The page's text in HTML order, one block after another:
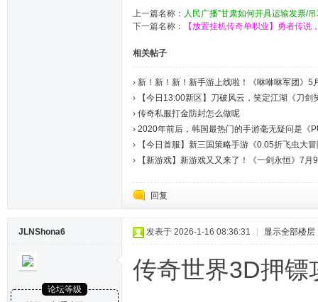
上一篇名称： 人民广播”甘肃如何开具运输发票/
下一篇名称：
【放置挂机传奇单职业】勇者传说
相关帖子
› 新！新！新！新手游上线啦！《咻咻咻军团》5
›
【今日13:00新区】刀破风云，笑定江湖《刀
› 传奇私服打金防封怎么做呢
› 2020年前后，韩国最热门的手游毫无疑问是《
›
【今日首服】新三国策略手游《0.05折飞虫大
›
【新游戏】新游戏又又来了！《一剑永恒》7月
回复
JLNShona6
论坛等级
发表于 2026-1-16 08:36:31 显示全部楼层
传奇世界3D押镖